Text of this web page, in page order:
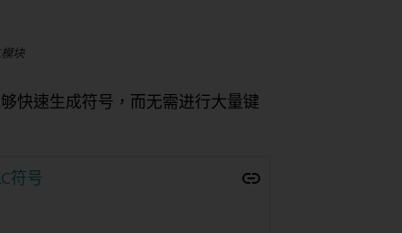
块
快速生成符号，而无需进行大量键
符号